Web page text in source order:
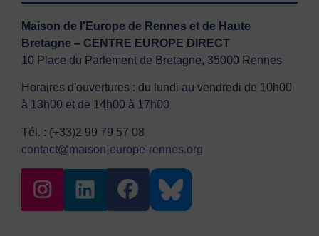
Maison de l'Europe de Rennes et de Haute
Bretagne – CENTRE EUROPE DIRECT
10 Place du Parlement de Bretagne, 35000 Rennes
Horaires d'ouvertures : du lundi au vendredi de 10h00
à 13h00 et de 14h00 à 17h00
Tél. : (+33)2 99 79 57 08
contact@maison-europe-rennes.org